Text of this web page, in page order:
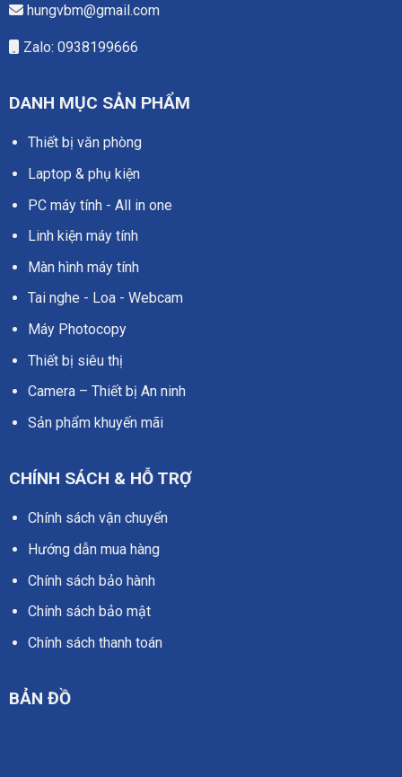
hungvbm@gmail.com
Zalo: 0938199666
DANH MỤC SẢN PHẨM
Thiết bị văn phòng
Laptop & phụ kiện
PC máy tính - All in one
Linh kiện máy tính
Màn hình máy tính
Tai nghe - Loa - Webcam
Máy Photocopy
Thiết bị siêu thị
Camera – Thiết bị An ninh
Sản phẩm khuyến mãi
CHÍNH SÁCH & HỖ TRỢ
Chính sách vận chuyển
Hướng dẫn mua hàng
Chính sách bảo hành
Chính sách bảo mật
Chính sách thanh toán
BẢN ĐỒ